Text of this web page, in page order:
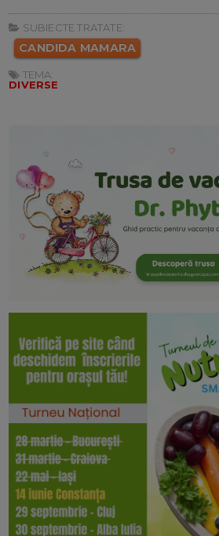
SUBIECTE TRATATE:
CANDIDA MAMARA
TEMA:
DIVERSE